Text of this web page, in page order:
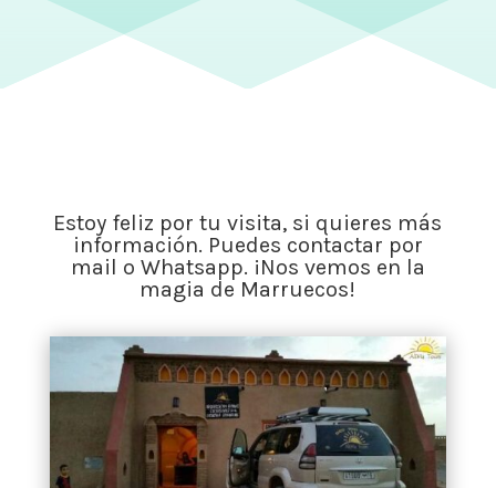
Estoy feliz por tu visita, si quieres más
información. Puedes contactar por
mail o Whatsapp. ¡Nos vemos en la
magia de Marruecos!